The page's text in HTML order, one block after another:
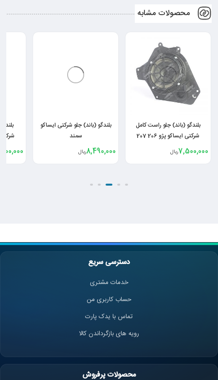
محصولات مشابه
بلندگو (باند) جلو راست کامل
شرکتی ایساکو پژو 206 207
7,500,000ریال
بلندگو (باند) جلو شرکتی ایساکو
سمند
8,490,000ریال
شرکتی
دسترسی سریع
خدمات مشتری
حساب کاربری من
تماس با یدک پارت
رویه های بازگرداندن کالا
محصولات پرفروش